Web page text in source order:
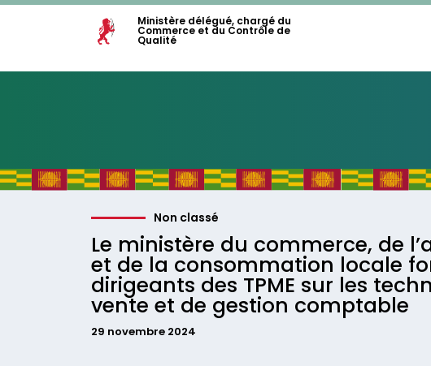
Ministère délégué, chargé du
Commerce et du Contrôle de
Qualité
Non classé
Le ministère du commerce, de
et de la consommation locale
dirigeants des TPME sur les
vente et de gestion comptable
29 novembre 2024